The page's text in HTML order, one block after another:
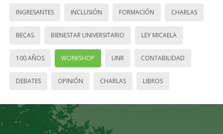
INGRESANTES INCLUSIÓN FORMACIÓN CHARLAS
BECAS BIENESTAR UNIVERSITARIO LEY MICAELA
100 AÑOS WORKSHOP UNR CONTABILIDAD
DEBATES OPINIÓN CHARLAS LIBROS